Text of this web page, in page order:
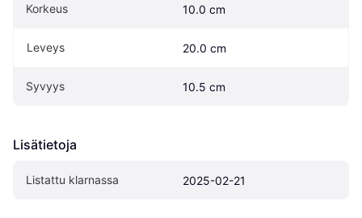
Korkeus 10.0 cm
Leveys 20.0 cm
Syvyys 10.5 cm
Lisätietoja
Listattu klarnassa 2025-02-21